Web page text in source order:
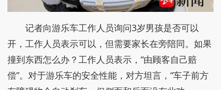
记者向游乐车工作人员询问3岁男孩是否可以
开，工作人员表示可以，但需要家长在旁陪同。如果
撞到东西怎么办？工作人员表示，“由顾客自己赔
偿”。对于游乐车的安全性能，对方坦言，“车子前方